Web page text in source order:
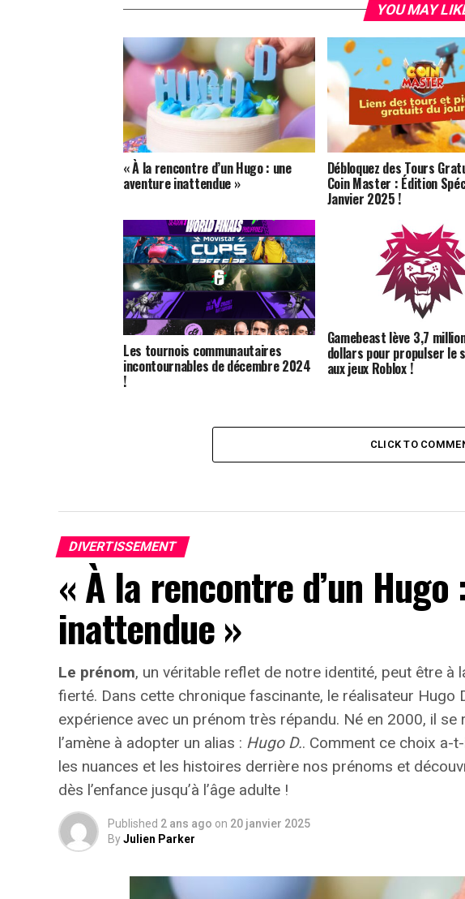
YOU MAY
« À la rencontre d’un Hugo : une
aventure inattendue »
Débloquez des Tours
Coin Master : Édition
Janvier 2025 !
Les tournois communautaires
incontournables de décembre 2024
!
Gamebeast lève 3,7
dollars pour propulser le
aux jeux Roblox !
CLICK TO
DIVERTISSEMENT
« À la rencontre d’un
inattendue »
Le prénom, un véritable reflet de notre identité, peut être à
fierté. Dans cette chronique fascinante, le réalisateur Hugo
expérience avec un prénom très répandu. Né en 2000, il se
l’amène à adopter un alias : Hugo D.. Comment ce choix a-
les nuances et les histoires derrière nos prénoms et
dès l’enfance jusqu’à l’âge adulte !
Published 2 ans ago on 20 janvier 2025
ByJulien Parker